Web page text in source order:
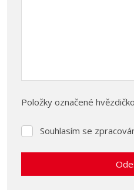
Položky označené
Souhlasím
zpracováním
Souhlasím se